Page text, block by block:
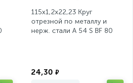
115х1,2х22,23 Круг
отрезной по металлу и
нерж. стали A 54 S BF 80
24,30 ₽